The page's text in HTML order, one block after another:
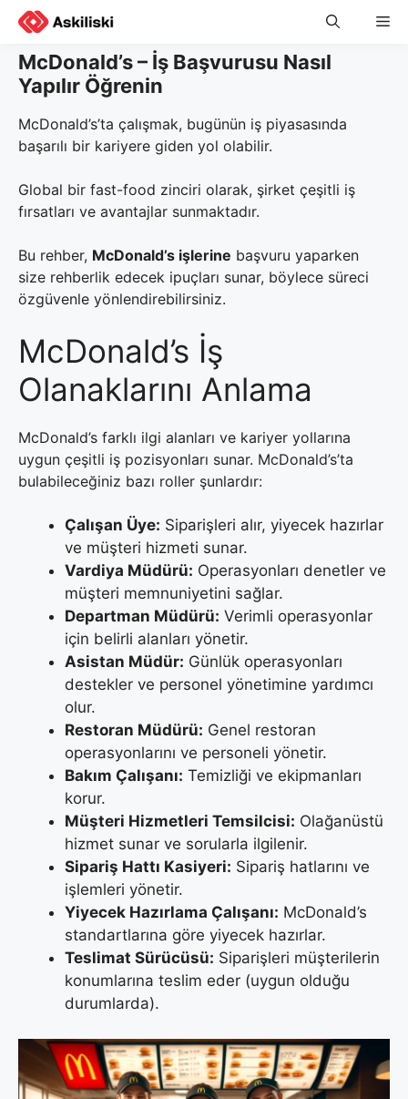
Skip
content
McDonald’s – İş Başvurusu Nasıl
Yapılır Öğrenin
McDonald’s’ta çalışmak, bugünün iş piyasasında
başarılı bir kariyere giden yol olabilir.
Global bir fast-food zinciri olarak, şirket çeşitli iş
fırsatları ve avantajlar sunmaktadır.
Bu rehber, McDonald’s işlerine başvuru yaparken
size rehberlik edecek ipuçları sunar, böylece süreci
özgüvenle yönlendirebilirsiniz.
McDonald’s İş
Olanaklarını Anlama
McDonald’s farklı ilgi alanları ve kariyer yollarına
uygun çeşitli iş pozisyonları sunar. McDonald’s’ta
bulabileceğiniz bazı roller şunlardır:
Çalışan Üye: Siparişleri alır, yiyecek hazırlar
ve müşteri hizmeti sunar.
Vardiya Müdürü: Operasyonları denetler ve
müşteri memnuniyetini sağlar.
Departman Müdürü: Verimli operasyonlar
için belirli alanları yönetir.
Asistan Müdür: Günlük operasyonları
destekler ve personel yönetimine yardımcı
olur.
Restoran Müdürü: Genel restoran
operasyonlarını ve personeli yönetir.
Bakım Çalışanı: Temizliği ve ekipmanları
korur.
Müşteri Hizmetleri Temsilcisi: Olağanüstü
hizmet sunar ve sorularla ilgilenir.
Sipariş Hattı Kasiyeri: Sipariş hatlarını ve
işlemleri yönetir.
Yiyecek Hazırlama Çalışanı: McDonald’s
standartlarına göre yiyecek hazırlar.
Teslimat Sürücüsü: Siparişleri müşterilerin
konumlarına teslim eder (uygun olduğu
durumlarda).